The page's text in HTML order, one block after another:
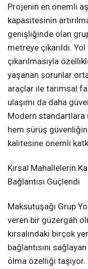
Projenin en önemli
kapasitesinin
genişliğinde olan
metreye çıkarıldı.
çıkarılmasıyla
yaşanan sorunlar
araçlar ile tarımsal
ulaşımı da daha
Modern standartlara
hem sürüş
kalitesine önemli
Kırsal Mahallelerin
Bağlantısı Güçlendi
Maksutuşağı Grup
veren bir güzergâh
kırsalındaki birçok
bağlantısını
olma özelliği taşıyor.